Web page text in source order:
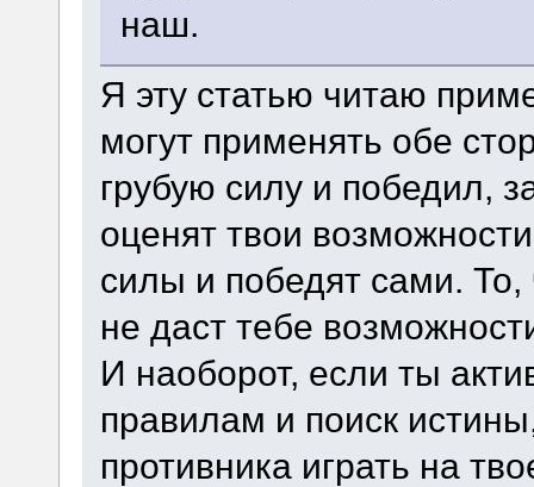
наш.
Я эту статью читаю
могут применять обе
грубую силу и победил,
оценят твои
силы и победят сами. То,
не даст тебе
И наоборот, если ты
правилам и поиск
противника играть на